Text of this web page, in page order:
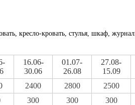
кресло-кровать, стулья, шкаф,
16.06-
30.06
01.07-
26.08
27.08-
15.09
2400 2800
2500
300 300 300